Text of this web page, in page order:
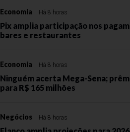
Economia Há 8 horas
Pix amplia participação nos
bares e restaurantes
Economia Há 8 horas
Ninguém acerta Mega-Sena;
para R$ 165 milhões
Negócios Há 8 horas